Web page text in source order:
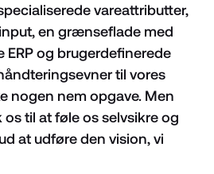
vareattributter,
en grænseflade med
ERP og brugerdefinerede
til vores
nogen nem opgave. Men
os til at føle os selvsikre og
at udføre den vision, vi